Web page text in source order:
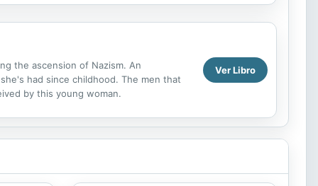
the ascension of Nazism. An
had since childhood. The men that
by this young woman.
Ver Libro